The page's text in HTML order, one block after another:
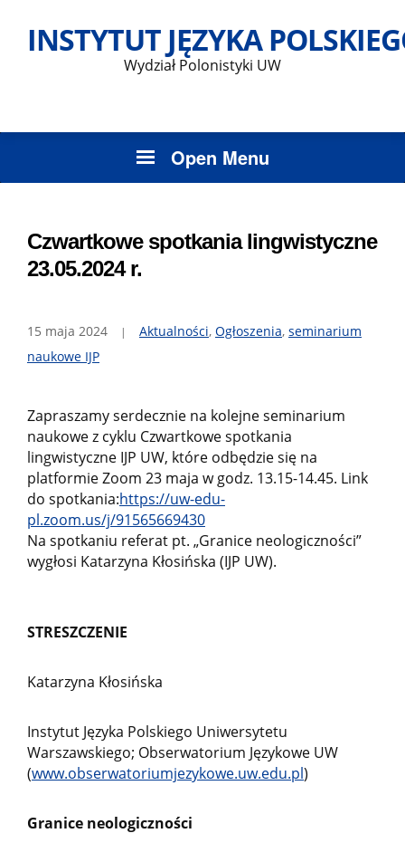
to
content
INSTYTUT JĘZYKA
Wydział Polonistyki UW
Open Menu
Czwartkowe spotkania lingwistyczne
23.05.2024 r.
15 maja 2024 Aktualności, Ogłoszenia, seminarium
naukowe IJP
Zapraszamy serdecznie na kolejne seminarium
naukowe z cyklu Czwartkowe spotkania
lingwistyczne IJP UW, które odbędzie się na
platformie Zoom 23 maja w godz. 13.15-14.45. Link
do spotkania:https://uw-edu-
pl.zoom.us/j/91565669430
Na spotkaniu referat pt. „Granice neologiczności”
wygłosi Katarzyna Kłosińska (IJP UW).
STRESZCZENIE
Katarzyna Kłosińska
Instytut Języka Polskiego Uniwersytetu
Warszawskiego; Obserwatorium Językowe UW
(www.obserwatoriumjezykowe.uw.edu.pl)
Granice neologiczności